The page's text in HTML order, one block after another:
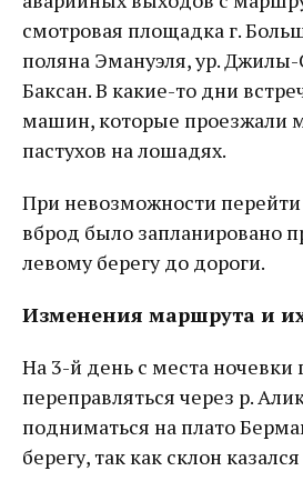
смотровая площадка г.
поляна Эмануэля, ур. Джилы-
Баксан. В какие-то дни
машин, которые проезжали
пастухов на лошадях.
При невозможности
вброд было запланировано
левому берегу до дороги.
Изменения маршрута и
На 3-й день с места ночевки
переправляться через р.
подниматься на плато
берегу, так как склон